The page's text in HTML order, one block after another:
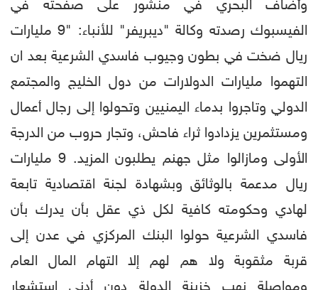
وأضاف البحري في منشور على صفحته في
الفيسبوك رصدته وكالة "ديبريفر" للأنباء: "9 مليارات
ريال ضخت في بطون وجيوب فاسدي الشرعية بعد ان
التهموا مليارات الدولارات من دول الخليج والمجتمع
الدولي وتاجروا بدماء اليمنيين وتحولوا إلى رجال أعمال
ومستثمرين يزدادوا ثراء فاحش، وتجار حروب من الدرجة
الأولى ومازالوا مثل جهنم يطلبون المزيد. 9 مليارات
ريال مدعمة بالوثائق وبشهادة لجنة اقتصادية تابعة
لهادي وحكومته كافية لكل ذي عقل بأن يدرك بأن
فاسدي الشرعية حولوا البنك المركزي في عدن إلى
قربة مثقوبة ولا هم لهم إلا التهام المال العام